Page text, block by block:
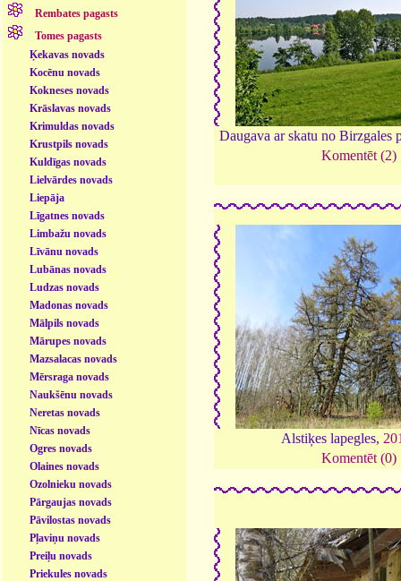
Rembates pagasts
Tomes pagasts
Ķekavas novads
Kocēnu novads
Kokneses novads
Krāslavas novads
Krimuldas novads
Krustpils novads
Kuldīgas novads
Lielvārdes novads
Liepāja
Līgatnes novads
Limbažu novads
Līvānu novads
Lubānas novads
Ludzas novads
Madonas novads
Mālpils novads
Mārupes novads
Mazsalacas novads
Mērsraga novads
Naukšēnu novads
Neretas novads
Nīcas novads
Ogres novads
Olaines novads
Ozolnieku novads
Pārgaujas novads
Pāvilostas novads
Pļaviņu novads
Preiļu novads
Priekules novads
Daugava ar skatu no Birzgales
Komentēt (2)
Alstiķes lapegles,
Komentēt (0)